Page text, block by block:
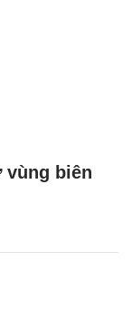
vùng biên